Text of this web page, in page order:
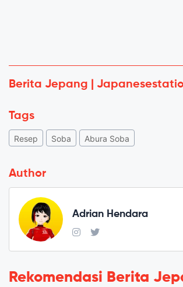
Berita Jepang |
Tags
Resep Soba Abura Soba
Author
Adrian Hendara
Rekomendasi Berita